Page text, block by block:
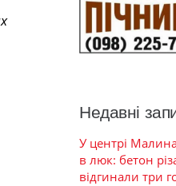
Недавні
У центрі
в люк: бетон
відгинали три